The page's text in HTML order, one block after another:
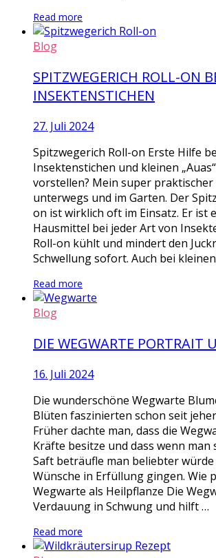
Read more
Blog
SPITZWEGERICH ROLL-ON
INSEKTENSTICHEN
27. Juli 2024
Spitzwegerich Roll-on Erste Hilfe
Insektenstichen und kleinen
vorstellen? Mein super
unterwegs und im Garten. Der
on ist wirklich oft im Einsatz. Er ist
Hausmittel bei jeder Art von
Roll-on kühlt und mindert den
Schwellung sofort. Auch bei
Read more
Blog
DIE WEGWARTE PORTRAIT
16. Juli 2024
Die wunderschöne Wegwarte
Blüten faszinierten schon seit
Früher dachte man, dass die
Kräfte besitze und dass wenn man
Saft beträufle man beliebter würde
Wünsche in Erfüllung gingen. Wie
Wegwarte als Heilpflanze Die
Verdauung in Schwung und hilft …
Read more